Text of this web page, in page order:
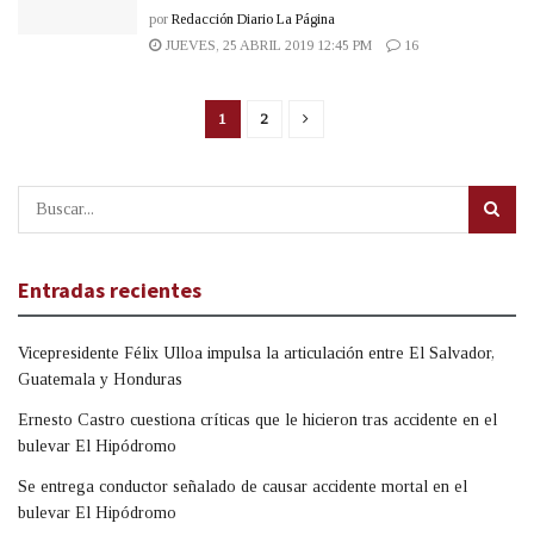
por Redacción Diario La Página
JUEVES, 25 ABRIL 2019 12:45 PM
16
1 2
Entradas recientes
Vicepresidente Félix Ulloa impulsa la articulación entre El Salvador,
Guatemala y Honduras
Ernesto Castro cuestiona críticas que le hicieron tras accidente en el
bulevar El Hipódromo
Se entrega conductor señalado de causar accidente mortal en el
bulevar El Hipódromo